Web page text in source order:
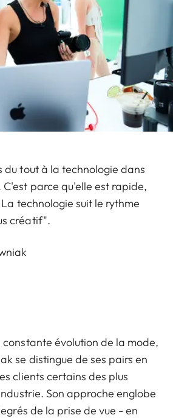
du tout à la technologie dans
parce qu'elle est rapide,
technologie suit le rythme
créatif".
constante évolution de la mode,
se distingue de ses pairs en
clients certains des plus
Son approche englobe
de la prise de vue - en